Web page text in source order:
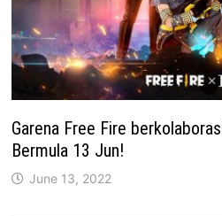
Garena Free Fire
Bermula 13 Jun!
June 13, 2022